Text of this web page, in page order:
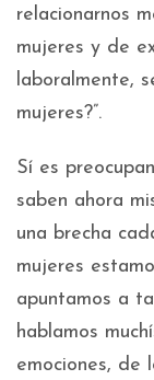
relacionarnos
mujeres y de
laboralmente,
mujeres?”.
Sí es
saben ahora
una brecha
mujeres
apuntamos a
hablamos
emociones, de